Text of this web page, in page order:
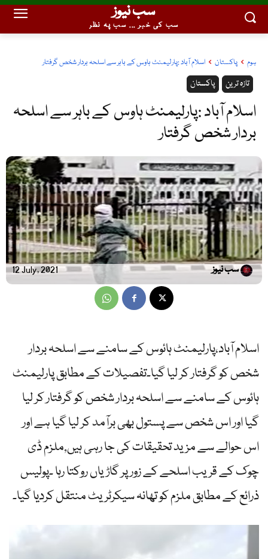
سب نیوز
سب کی خبر ... سب پہ نظر
ہوم پاکستان اسلام آباد :پارلیمنٹ ہاوس کے باہر سے اسلحہ بردار شخص گرفتار
پاکستان تازہ ترین
اسلام آباد :پارلیمنٹ ہاوس کے باہر سے اسلحہ
بردار شخص گرفتار
12 July, 2021 سب نیوز
اسلام آباد،پارلیمنٹ ہائوس کے سامنے سے اسلحہ بردار
شخص کو گرفتار کر لیا گیا۔تفصیلات کے مطابق پارلیمنٹ
ہائوس کے سامنے سے اسلحہ بردار شخص کو گرفتار کر لیا
گیا اور اس شخص سے پستول بھی برآمد کر لیا گیا ہے اور
اس حوالے سے مزید تحقیقات کی جا رہی ہیں,ملزم ڈی
چوک کے قریب اسلحے کے زور پر گاڑیاں روکتا رہا ۔پولیس
ذرائع کے مطابق ملزم کو تھانہ سیکرٹریٹ منتقل کردیا گیا۔